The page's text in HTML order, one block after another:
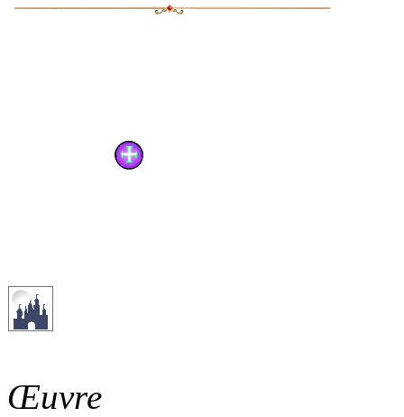
Œuvre